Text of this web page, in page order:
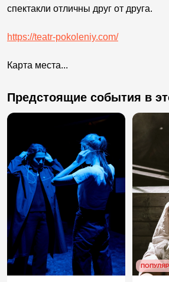
спектакли отличны друг от друга.
https://teatr-pokoleniy.com/
Карта места...
Предстоящие события в